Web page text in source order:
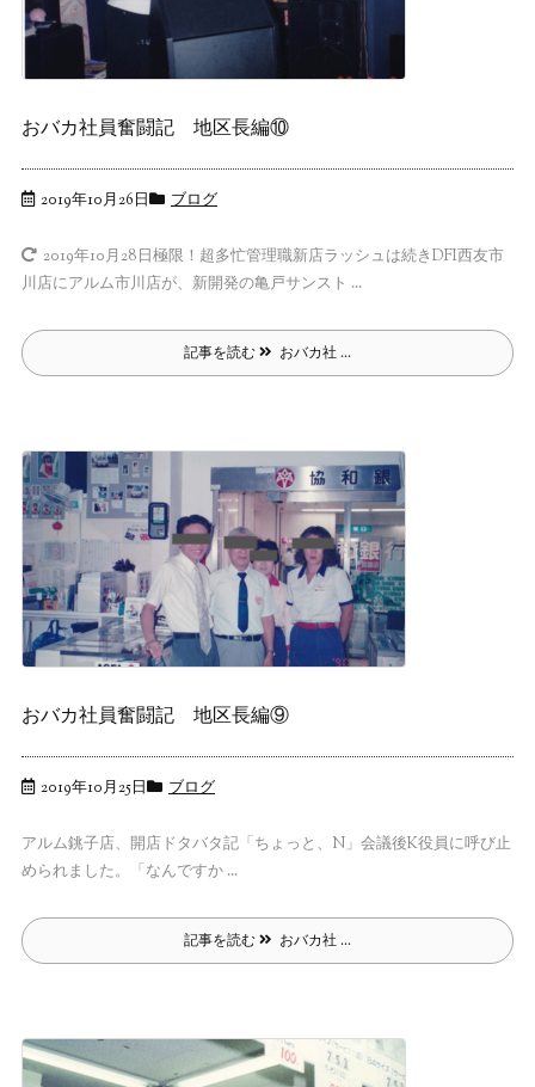
おバカ社員奮闘記 地区長編⑩
2019年10月26日 ブログ
2019年10月28日極限！超多忙管理職新店ラッシュは続きDFI西友市
川店にアルム市川店が、新開発の亀戸サンスト ...
記事を読む おバカ社 ...
おバカ社員奮闘記 地区長編⑨
2019年10月25日 ブログ
アルム銚子店、開店ドタバタ記「ちょっと、N」会議後K役員に呼び止
められました。「なんですか ...
記事を読む おバカ社 ...